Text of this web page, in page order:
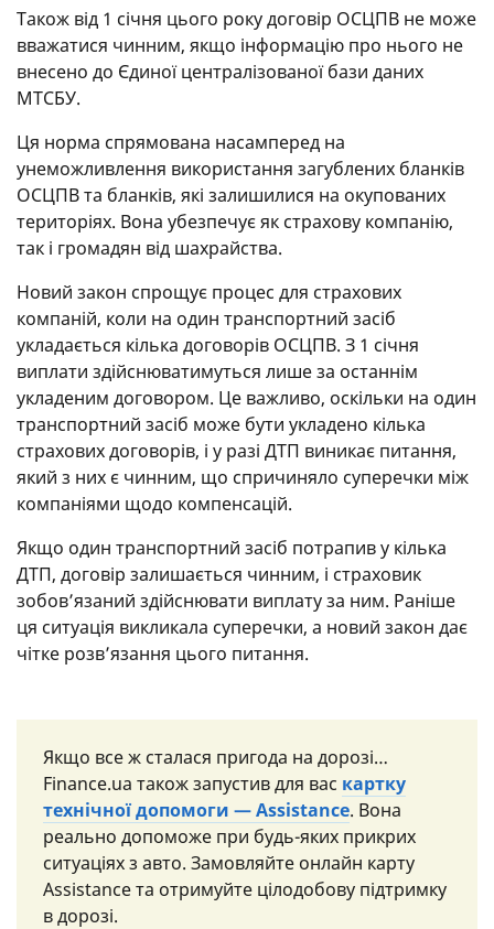
Також від 1 січня цього року договір ОСЦПВ не може
вважатися чинним, якщо інформацію про нього не
внесено до Єдиної централізованої бази даних
МТСБУ.
Ця норма спрямована насамперед на
унеможливлення використання загублених бланків
ОСЦПВ та бланків, які залишилися на окупованих
територіях. Вона убезпечує як страхову компанію,
так і громадян від шахрайства.
Новий закон спрощує процес для страхових
компаній, коли на один транспортний засіб
укладається кілька договорів ОСЦПВ. З 1 січня
виплати здійснюватимуться лише за останнім
укладеним договором. Це важливо, оскільки на один
транспортний засіб може бути укладено кілька
страхових договорів, і у разі ДТП виникає питання,
який з них є чинним, що спричиняло суперечки між
компаніями щодо компенсацій.
Якщо один транспортний засіб потрапив у кілька
ДТП, договір залишається чинним, і страховик
зобов’язаний здійснювати виплату за ним. Раніше
ця ситуація викликала суперечки, а новий закон дає
чітке розв’язання цього питання.
Якщо все ж сталася пригода на дорозі…
Finance.ua також запустив для вас картку
технічної допомоги — Assistance. Вона
реально допоможе при будь-яких прикрих
ситуаціях з авто. Замовляйте онлайн карту
Assistance та отримуйте цілодобову підтримку
в дорозі.